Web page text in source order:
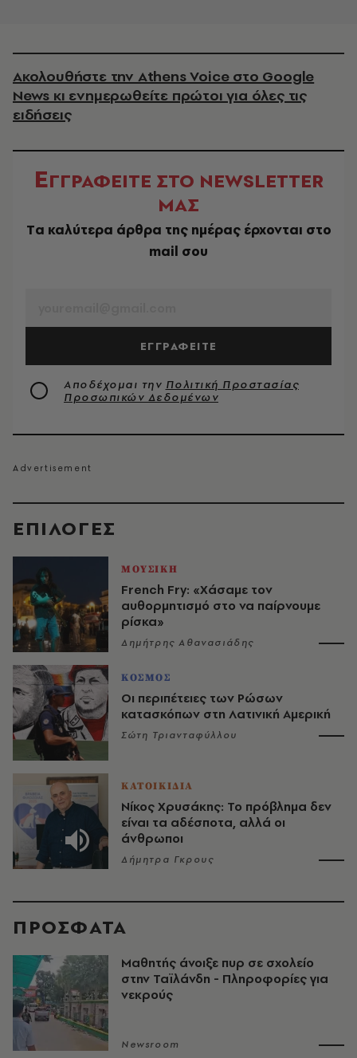
EΠΙΛΟΓΈΣ
ΜΟΥΣΙΚΗ
French Fry: «Χάσαμε τον
αυθορμητισμό στο να παίρνουμε
ρίσκα»
Δημήτρης Αθανασιάδης
ΚΟΣΜΟΣ
Οι περιπέτειες των Ρώσων
κατασκόπων στη Λατινική Αμερική
Σώτη Τριανταφύλλου
ΚΑΤΟΙΚΙΔΙΑ
Νίκος Χρυσάκης: Το πρόβλημα δεν
είναι τα αδέσποτα, αλλά οι
άνθρωποι
Δήμητρα Γκρους
Ακολουθήστε την Athens Voice στο Google
News κι ενημερωθείτε πρώτοι για όλες τις
ειδήσεις
ΕΓΓΡΑΦΕΙΤΕ ΣΤΟ NEWSLETTER
ΜΑΣ
Tα καλύτερα άρθρα της ημέρας έρχονται στο
mail σου
ΕΓΓΡΑΦΕΙΤΕ
Αποδέχομαι την Πολιτική Προστασίας
Προσωπικών Δεδομένων
ΠΡΟΣΦΑΤΑ
Μαθητής άνοιξε πυρ σε σχολείο
στην Ταϊλάνδη - Πληροφορίες για
νεκρούς
Newsroom